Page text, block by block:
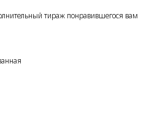
тираж понравившегося вам